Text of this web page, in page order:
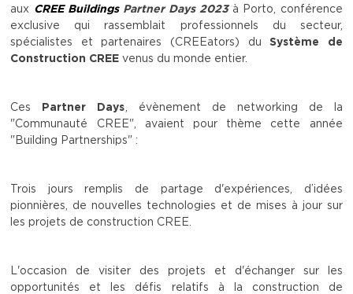
aux
CREE BuildingsPartner Days 2023à Porto, conférence
exclusive qui rassemblait professionnels du secteur,
spécialistes et partenaires (CREEators) duSystème de
Construction CREE venus du monde entier.
Ces Partner Days , évènement de networking de la
"Communauté CREE", avaient pour thème cette année
"Building Partnerships" :
Trois jours remplis de partage d'expériences, d’idées
pionnières, de nouvelles technologies et de mises à jour sur
les projets de construction CREE.
L'occasion de visiter des projets et d'échanger sur les
opportunités et les défis relatifs à la construction de